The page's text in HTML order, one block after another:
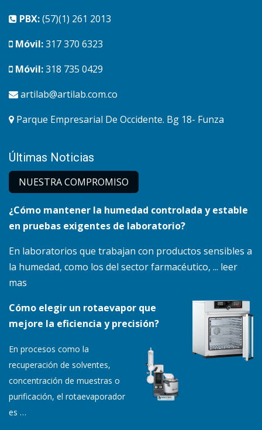
PBX:(57)(1) 261 2013
Móvil:317 370 6323
Móvil:318 735 0429
artilab@artilab.com.co
Parque Empresarial De Occidente. Bg 18- Funza
Últimas Noticias
NUESTRA COMPRO​MISO
¿Cómo mantener la humedad controlada y estable
en pruebas exigentes de laboratorio?
En laboratorios que trabajan con productos sensibles a
la humedad, como los del sector farmacéutico, ... leer
mas
Cómo elegir un rotaevapor que
mejore la eficiencia y precisión?
En procesos como la
recuperación de solventes,
concentración de muestras o
purificación, el rotaevaporador
es …